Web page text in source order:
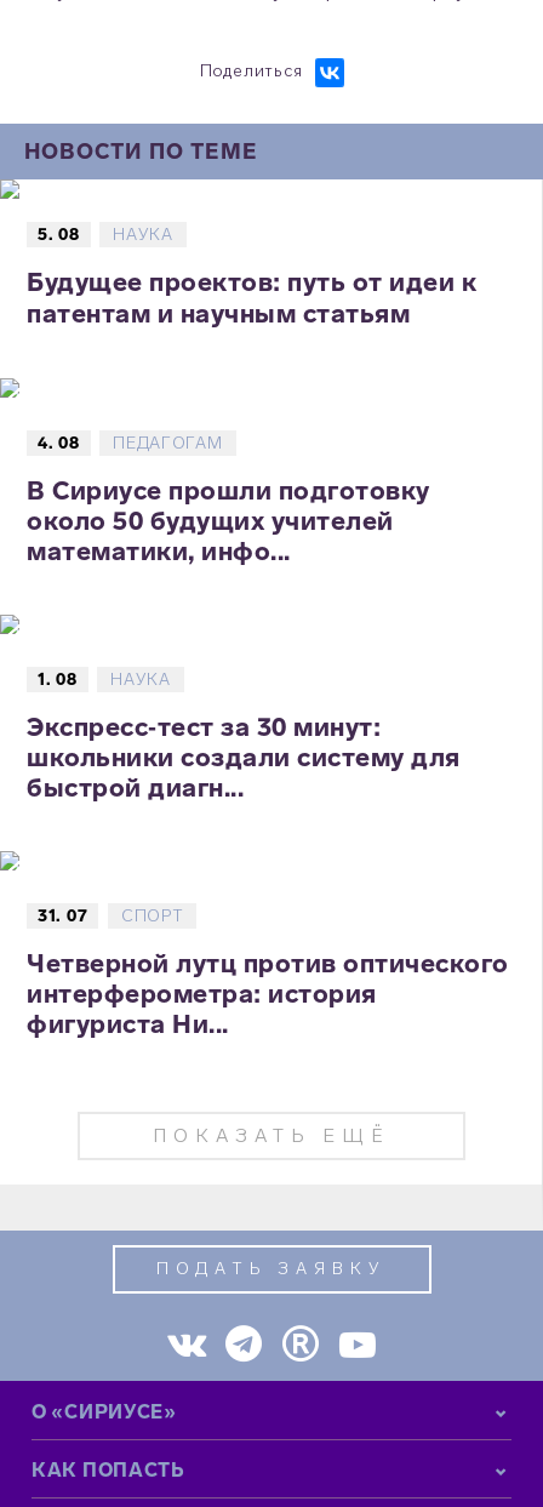
Поделиться
НОВОСТИ ПО ТЕМЕ
5. 08 НАУКА
Будущее проектов: путь от идеи к
патентам и научным статьям
4. 08 ПЕДАГОГАМ
В Сириусе прошли подготовку
около 50 будущих учителей
математики, инфо...
1. 08 НАУКА
Экспресс‑тест за 30 минут:
школьники создали систему для
быстрой диагн...
31. 07 СПОРТ
Четверной лутц против оптического
интерферометра: история
фигуриста Ни...
ПОКАЗАТЬ ЕЩЁ
ПОДАТЬ ЗАЯВКУ
О «СИРИУСЕ»
КАК ПОПАСТЬ